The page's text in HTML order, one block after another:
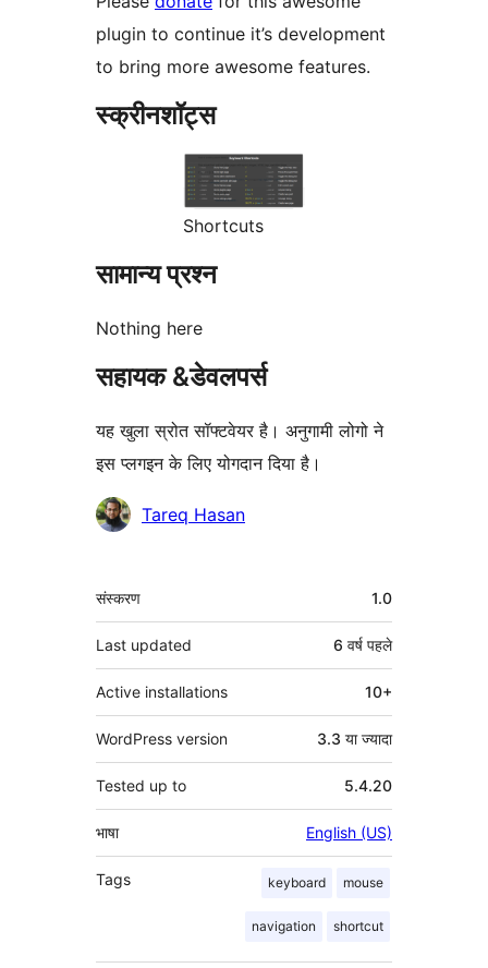
plugin to continue it’s development
to bring more awesome features.
स्क्रीनशॉट्स
Shortcuts
सामान्य प्रश्न
Nothing here
सहायक &डेवलपर्स
यह खुला स्रोत सॉफ्टवेयर है। अनुगामी लोगो ने
इस प्लगइन के लिए योगदान दिया है।
योगदानकर्ताTareq Hasan
मेटा
संस्करण 1.0
Last updated 6 वर्ष पहले
Active installations 10+
WordPress version 3.3 या ज्यादा
Tested up to 5.4.20
भाषा English (US)
Tags keyboard mouse
navigation shortcut